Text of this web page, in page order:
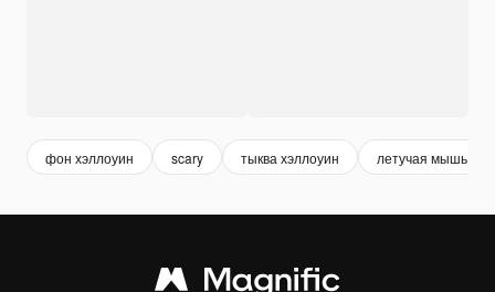
фон хэллоуин scary тыква хэллоуин летучая мышь